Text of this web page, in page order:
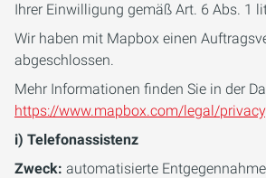
Ihrer Einwilligung gemäß Art. 6 Abs. 1
Wir haben mit Mapbox einen
abgeschlossen.
Mehr Informationen finden Sie in der
https://www.mapbox.com/legal/privacy
i) Telefonassistenz
Zweck: automatisierte